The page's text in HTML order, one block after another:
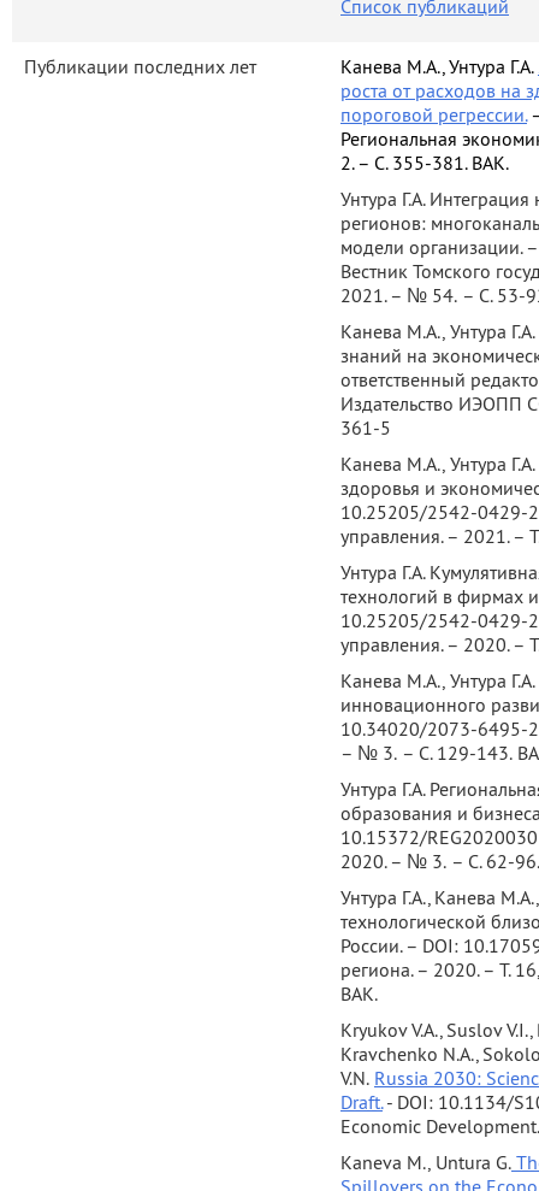
взаимодействий
планирования,
экономического роста
прогрессом.
Список публикаций
Публикации последних лет Канева М.А., Унтура Г.А.
роста от расходов на
пороговой регрессии.
Региональная
2. – С. 355-381. ВАК.
Унтура Г.А.
регионов:
модели
Вестник Томского
2021. – № 54. – С. 53-
Канева М.А., Унтура
знаний на
ответственный
Издательство ИЭОПП
361-5
Канева М.А., Унтура
здоровья и
10.25205/2542-0429-
управления. – 2021. –
Унтура Г.А.
технологий в фирмах
10.25205/2542-0429-
управления. – 2020. –
Канева М.А., Унтура
инновационного
10.34020/2073-6495-
– № 3. – С. 129-143.
Унтура Г.А.
образования и
10.15372/
2020. – № 3. – С. 62-
Унтура Г.А., Канева
технологической
России. – DOI:
региона. – 2020. – Т.
ВАК.
Kryukov V.A., Suslov
Kravchenko N.A.,
V.N. Russia 2030:
Draft.- DOI: 10.1134/
Economic
Kaneva M., Untura G.
Spillovers on the